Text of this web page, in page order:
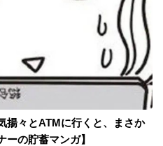
揚々とATMに行くと、まさか
の貯蓄マンガ】